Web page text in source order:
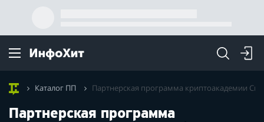
Каталог ПП Партнерская программа криптоакадемии
Партнерская программа